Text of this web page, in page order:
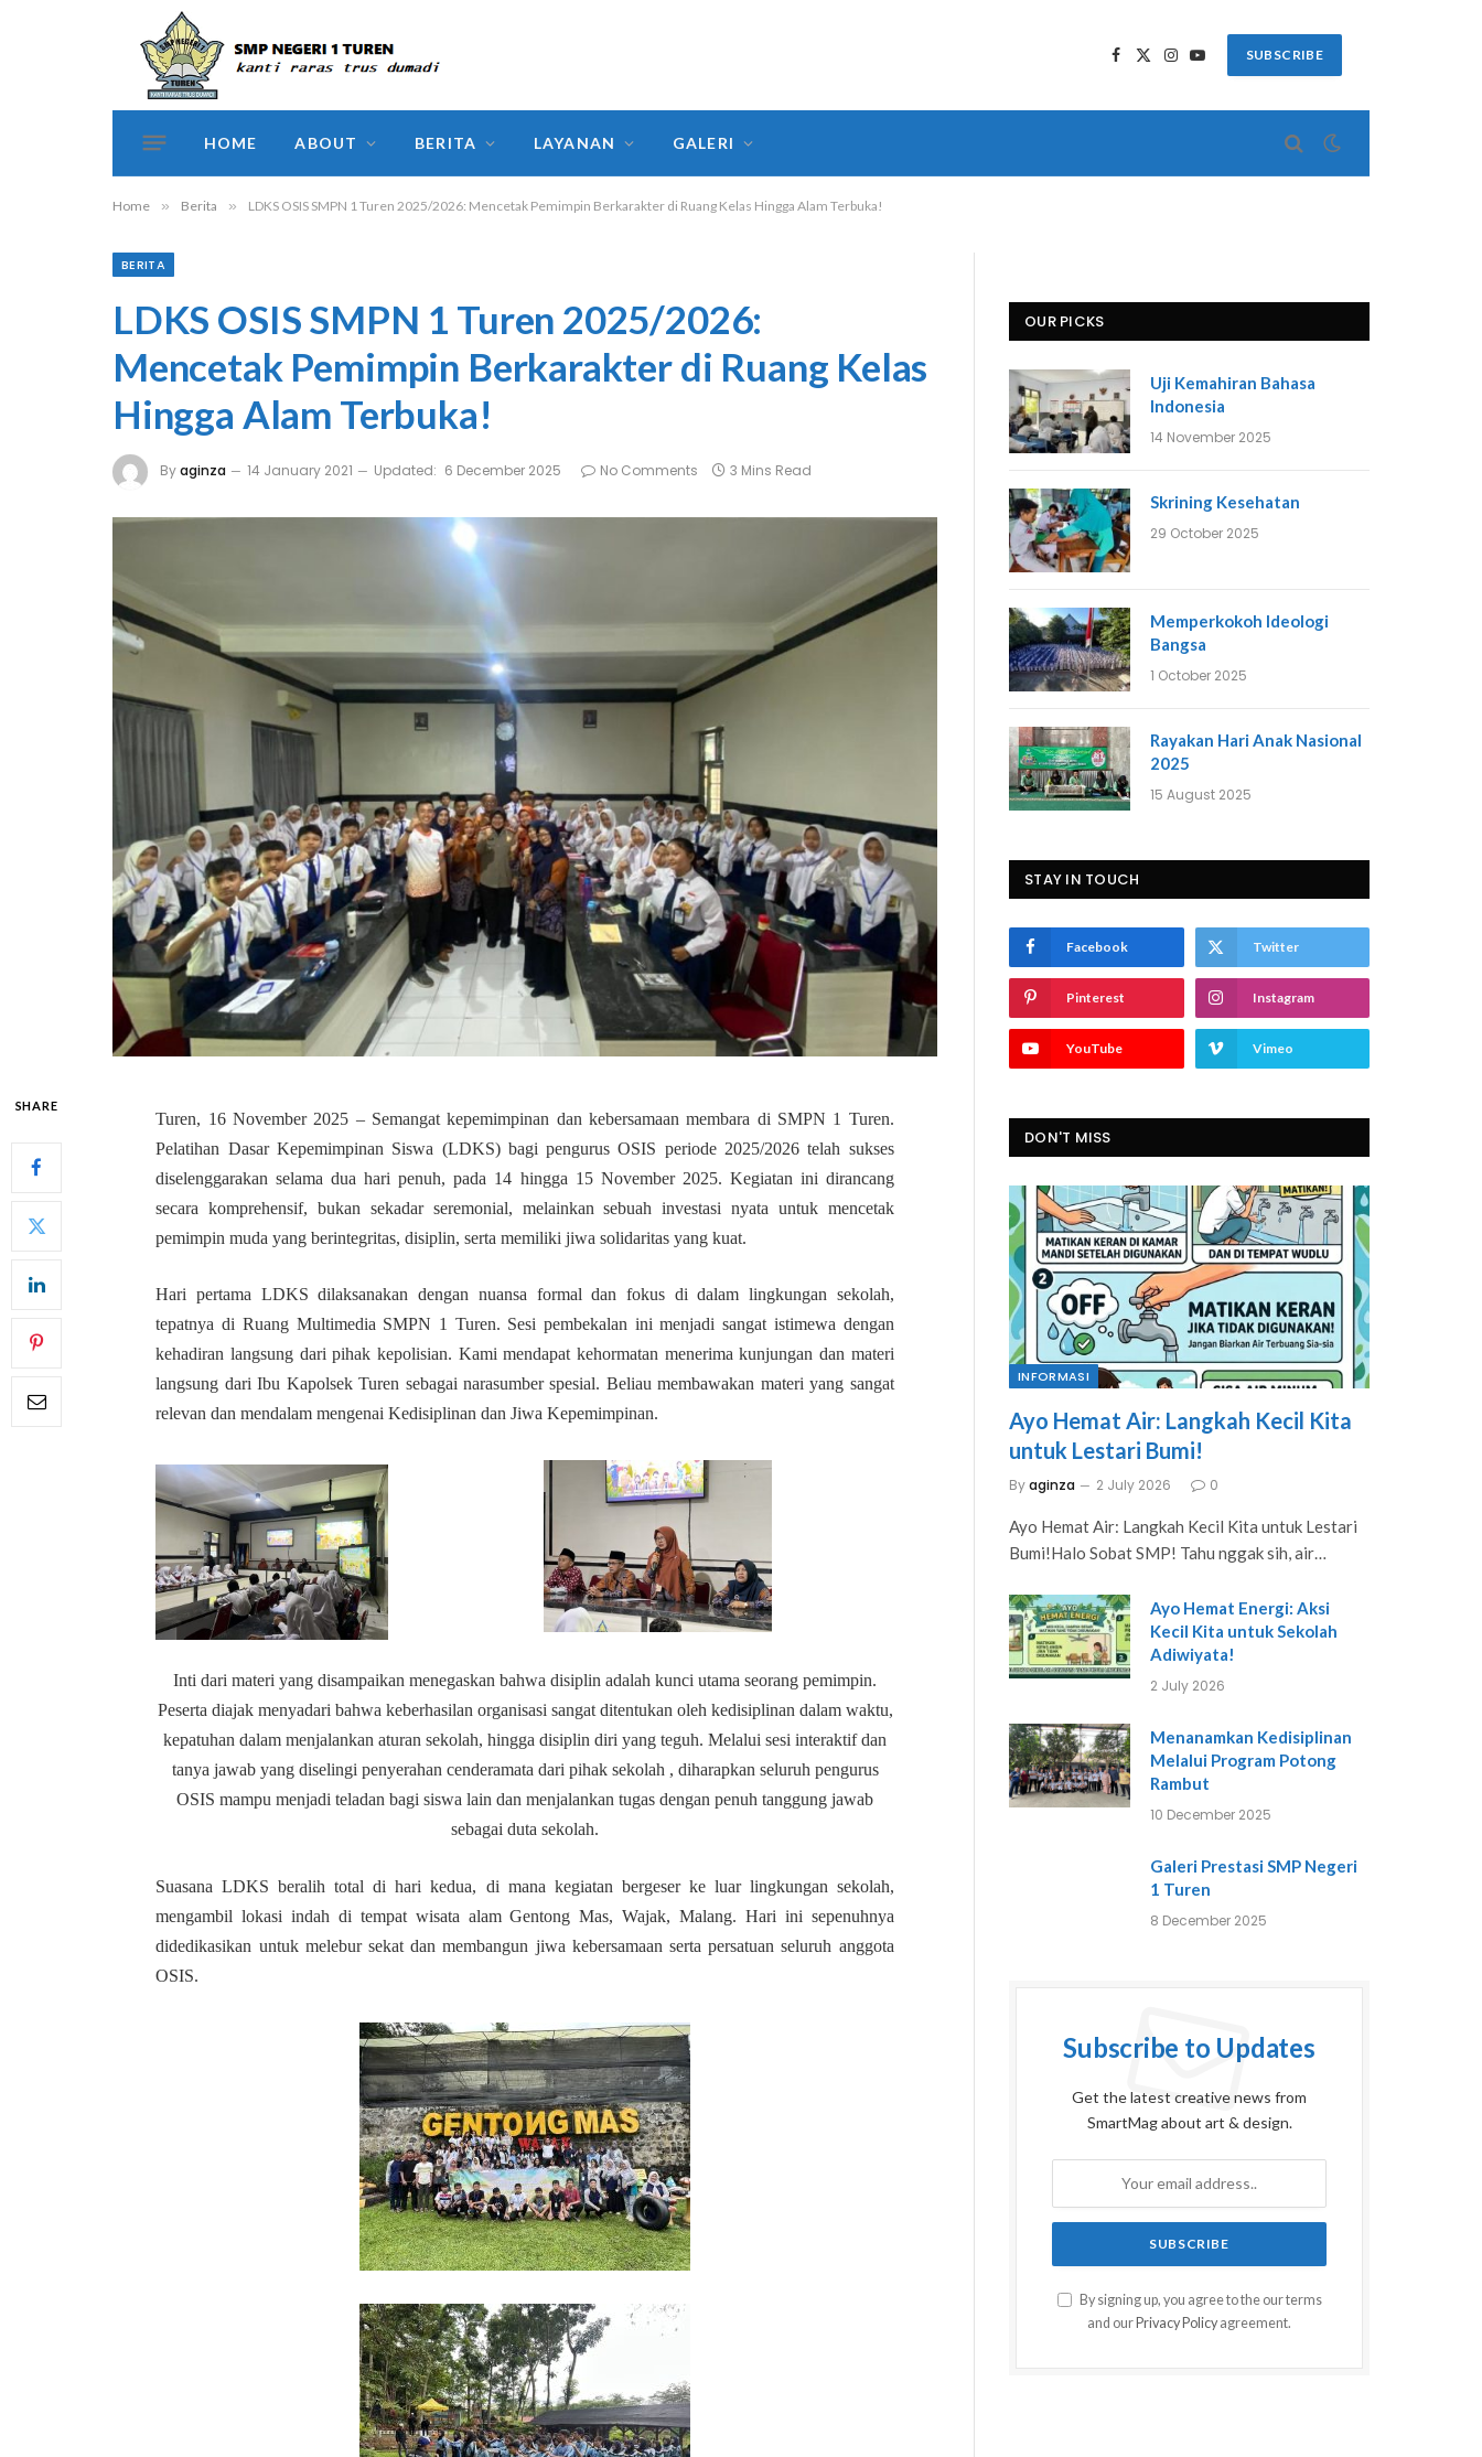
Facebook
X
Instagram
YouTube
SUBSCRIBE
HOME ABOUT BERITA LAYANAN GALERI
Home » Berita » LDKS OSIS SMPN 1 Turen 2025/2026: Mencetak Pemimpin Berkarakter di Ruang Kelas Hingga Alam Terbuka!
BERITA
LDKS OSIS SMPN 1 Turen 2025/2026:
Mencetak Pemimpin Berkarakter di Ruang Kelas
Hingga Alam Terbuka!
Byaginza 14 January 2021 Updated: 6 December 2025 No Comments 3 Mins Read
SHARE
Turen, 16 November 2025 – Semangat kepemimpinan dan kebersamaan membara di SMPN 1 Turen.
Pelatihan Dasar Kepemimpinan Siswa (LDKS) bagi pengurus OSIS periode 2025/2026 telah sukses
diselenggarakan selama dua hari penuh, pada 14 hingga 15 November 2025. Kegiatan ini dirancang
secara komprehensif, bukan sekadar seremonial, melainkan sebuah investasi nyata untuk mencetak
pemimpin muda yang berintegritas, disiplin, serta memiliki jiwa solidaritas yang kuat.
Hari pertama LDKS dilaksanakan dengan nuansa formal dan fokus di dalam lingkungan sekolah,
tepatnya di Ruang Multimedia SMPN 1 Turen. Sesi pembekalan ini menjadi sangat istimewa dengan
kehadiran langsung dari pihak kepolisian. Kami mendapat kehormatan menerima kunjungan dan materi
langsung dari Ibu Kapolsek Turen sebagai narasumber spesial. Beliau membawakan materi yang sangat
relevan dan mendalam mengenai Kedisiplinan dan Jiwa Kepemimpinan.
Inti dari materi yang disampaikan menegaskan bahwa disiplin adalah kunci utama seorang pemimpin.
Peserta diajak menyadari bahwa keberhasilan organisasi sangat ditentukan oleh kedisiplinan dalam waktu,
kepatuhan dalam menjalankan aturan sekolah, hingga disiplin diri yang teguh. Melalui sesi interaktif dan
tanya jawab yang diselingi penyerahan cenderamata dari pihak sekolah , diharapkan seluruh pengurus
OSIS mampu menjadi teladan bagi siswa lain dan menjalankan tugas dengan penuh tanggung jawab
sebagai duta sekolah.
Suasana LDKS beralih total di hari kedua, di mana kegiatan bergeser ke luar lingkungan sekolah,
mengambil lokasi indah di tempat wisata alam Gentong Mas, Wajak, Malang. Hari ini sepenuhnya
didedikasikan untuk melebur sekat dan membangun jiwa kebersamaan serta persatuan seluruh anggota
OSIS.
OUR PICKS
Uji Kemahiran Bahasa
Indonesia
14 November 2025
Skrining Kesehatan
29 October 2025
Memperkokoh Ideologi
Bangsa
1 October 2025
Rayakan Hari Anak Nasional
2025
15 August 2025
STAY IN TOUCH
Facebook Twitter
Pinterest Instagram
YouTube Vimeo
DON'T MISS
INFORMASI
Ayo Hemat Air: Langkah Kecil Kita
untuk Lestari Bumi!
Byaginza 2 July 2026 0
Ayo Hemat Air: Langkah Kecil Kita untuk Lestari
Bumi!Halo Sobat SMP! Tahu nggak sih, air…
Ayo Hemat Energi: Aksi
Kecil Kita untuk Sekolah
Adiwiyata!
2 July 2026
Menanamkan Kedisiplinan
Melalui Program Potong
Rambut
10 December 2025
Galeri Prestasi SMP Negeri
1 Turen
8 December 2025
Subscribe to Updates
Get the latest creative news from
SmartMag about art & design.
By signing up, you agree to the our terms
and our Privacy Policy agreement.